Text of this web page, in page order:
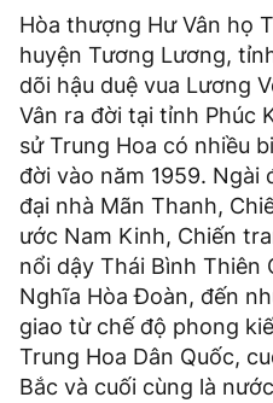
Hòa thượng Hư Vân họ
huyện Tương Lương,
dõi hậu duệ vua Lương
Vân ra đời tại tỉnh Phúc
sử Trung Hoa có nhiều
đời vào năm 1959. Ngài
đại nhà Mãn Thanh,
ước Nam Kinh, Chiến
nổi dậy Thái Bình Thiên
Nghĩa Hòa Đoàn, đến
giao từ chế độ phong
Trung Hoa Dân Quốc,
Bắc và cuối cùng là